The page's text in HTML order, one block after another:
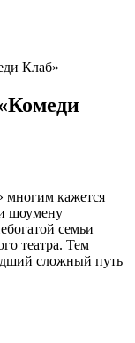
Клаб»
многим кажется
шоумену
семьи
театра. Тем
сложный путь